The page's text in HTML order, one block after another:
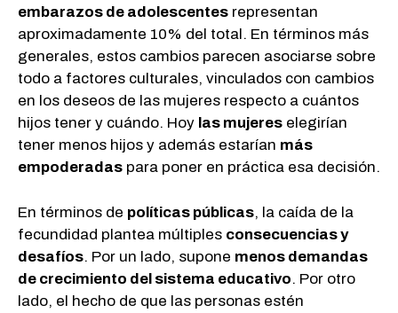
embarazos de adolescentes representan
aproximadamente 10% del total. En términos más
generales, estos cambios parecen asociarse sobre
todo a factores culturales, vinculados con cambios
en los deseos de las mujeres respecto a cuántos
hijos tener y cuándo. Hoy las mujeres elegirían
tener menos hijos y además estarían más
empoderadas para poner en práctica esa decisión.
En términos de políticas públicas, la caída de la
fecundidad plantea múltiples consecuencias y
desafíos. Por un lado, supone menos demandas
de crecimiento del sistema educativo. Por otro
lado, el hecho de que las personas estén